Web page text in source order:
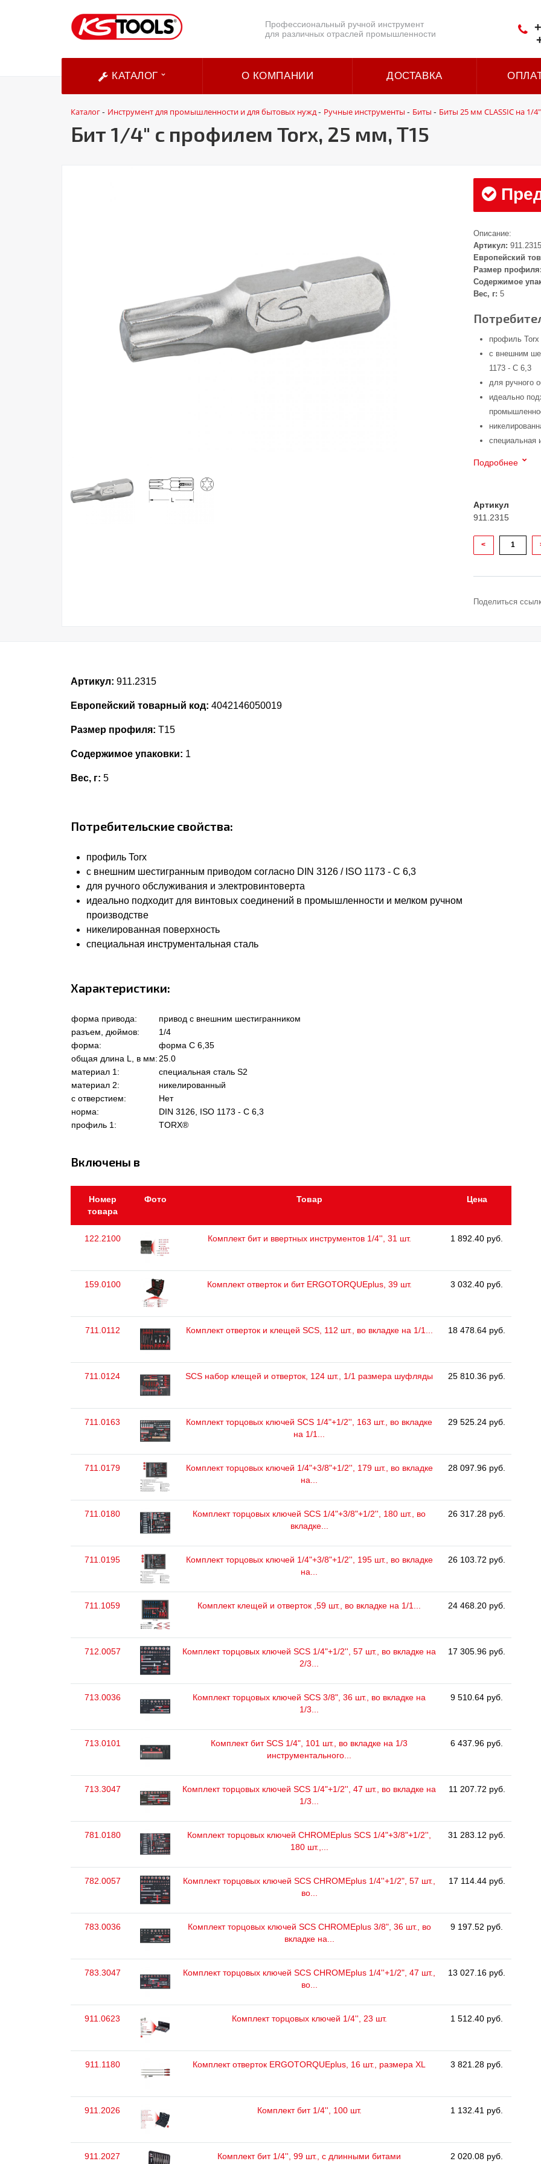
Профессиональный ручной инструмент
для различных отраслей промышленности
КАТАЛОГ О КОМПАНИИ ДОСТАВКА
Каталог- Инструмент для промышленности и для бытовых нужд- Ручные инструменты - Биты - Биты 25 мм CLASSIC на 1/4"
Бит 1/4" с профилем Torx, 25 мм, Т15
Описание:
Артикул: 911.2315
Европейский
Размер профиля:
Содержимое
Вес, г: 5
профиль Torx
с внешним
1173 - C 6,3
для ручного
идеально
специальная
Подробнее
Артикул
911.2315
<
Поделиться
Артикул: 911.2315
Европейский товарный код: 4042146050019
Размер профиля: T15
Содержимое упаковки: 1
Вес, г: 5
Потребительские свойства:
профиль Torx
с внешним шестигранным приводом согласно DIN 3126 / ISO 1173 - C 6,3
для ручного обслуживания и электровинтоверта
идеально подходит для винтовых соединений в промышленности и мелком ручном
производстве
никелированная поверхность
специальная инструментальная сталь
Характеристики:
форма привода:
привод с внешним шестигранником
разъем, дюймов:
1/4
форма:
форма C 6,35
общая длина L, в мм: 25.0
материал 1:
специальная сталь S2
материал 2:
никелированный
с отверстием:
Нет
норма:
DIN 3126, ISO 1173 - C 6,3
профиль 1:
TORX®
Включены в
Номер
товара
Фото Товар Цена
122.2100 Комплект бит и ввертных инструментов 1/4'', 31 шт. 1 892.40 руб.
159.0100 Комплект отверток и бит ERGOTORQUEplus, 39 шт. 3 032.40 руб.
711.0112 Комплект отверток и клещей SCS, 112 шт., во вкладке на 1/1... 18 478.64 руб.
711.0124 SCS набор клещей и отверток, 124 шт., 1/1 размера шуфляды 25 810.36 руб.
711.0163
Комплект торцовых ключей SCS 1/4"+1/2'', 163 шт., во вкладке
на 1/1...
29 525.24 руб.
711.0179
Комплект торцовых ключей 1/4"+3/8"+1/2'', 179 шт., во вкладке
на...
28 097.96 руб.
711.0180
Комплект торцовых ключей SCS 1/4"+3/8"+1/2'', 180 шт., во
вкладке...
26 317.28 руб.
711.0195
Комплект торцовых ключей 1/4"+3/8"+1/2'', 195 шт., во вкладке
на...
26 103.72 руб.
711.1059 Комплект клещей и отверток ,59 шт., во вкладке на 1/1... 24 468.20 руб.
712.0057
Комплект торцовых ключей SCS 1/4"+1/2'', 57 шт., во вкладке на
2/3...
17 305.96 руб.
713.0036
Комплект торцовых ключей SCS 3/8", 36 шт., во вкладке на
1/3...
9 510.64 руб.
713.0101
Комплект бит SCS 1/4", 101 шт., во вкладке на 1/3
инструментального...
6 437.96 руб.
713.3047
Комплект торцовых ключей SCS 1/4"+1/2'', 47 шт., во вкладке на
1/3...
11 207.72 руб.
781.0180
Комплект торцовых ключей CHROMEplus SCS 1/4"+3/8"+1/2'',
180 шт.,...
31 283.12 руб.
782.0057
Комплект торцовых ключей SCS CHROMEplus 1/4''+1/2", 57 шт.,
во...
17 114.44 руб.
783.0036
Комплект торцовых ключей SCS CHROMEplus 3/8", 36 шт., во
вкладке на...
9 197.52 руб.
783.3047
Комплект торцовых ключей SCS CHROMEplus 1/4''+1/2", 47 шт.,
во...
13 027.16 руб.
911.0623 Комплект торцовых ключей 1/4'', 23 шт. 1 512.40 руб.
911.1180 Комплект отверток ERGOTORQUEplus, 16 шт., размера ХL 3 821.28 руб.
911.2026 Комплект бит 1/4'', 100 шт. 1 132.41 руб.
911.2027 Комплект бит 1/4'', 99 шт., с длинными битами 2 020.08 руб.